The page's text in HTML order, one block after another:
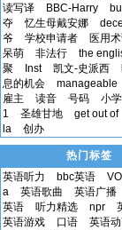
读写译
BBC-Harry
夺
忆生母戴安娜
爷
学校申请者 医用
呆萌
非法行 the
聚
Inst 凯文-史派西
息的机会
manageable
雇主
读音 号码
小
1
圣雄甘地 get out of
la
创办
热门标签
英语听力
bbc英语
a
英语歌曲 英语广播
英语
听力精选 npr
英语游戏
口语 英语